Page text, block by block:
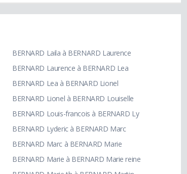
BERNARD Laila à BERNARD Laurence
BERNARD Laurence à BERNARD Lea
BERNARD Lea à BERNARD Lionel
BERNARD Lionel à BERNARD Louiselle
BERNARD Louis-francois à BERNARD Ly
BERNARD Lyderic à BERNARD Marc
BERNARD Marc à BERNARD Marie
BERNARD Marie à BERNARD Marie reine